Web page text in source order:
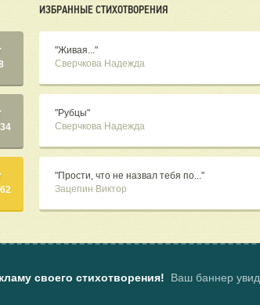
ИЗБРАННЫЕ СТИХОТВОРЕНИЯ
"Живая..."
Сверчкова Надежда
"Рубцы"
Сверчкова Надежда
"Прости, что не назвал тебя по..."
Зацепин Виктор
своего стихотворения! Ваш баннер